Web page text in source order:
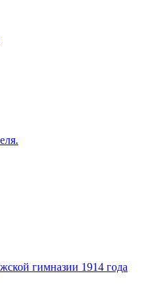
гимназии 1914 года